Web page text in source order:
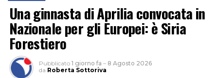
Una ginnasta di Aprilia convocata in
Nazionale per gli Europei: è Siria
Forestiero
Pubblicato 1 giorno fa – 8 Agosto 2026
da Roberta Sottoriva